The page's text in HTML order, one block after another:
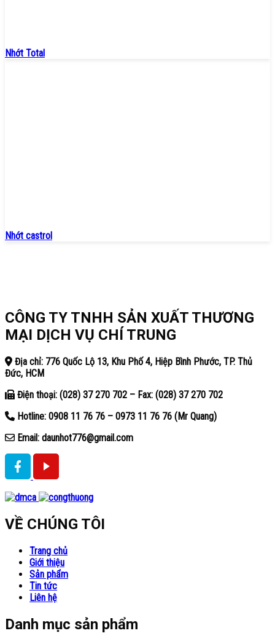
Nhớt Total
Nhớt castrol
CÔNG TY TNHH SẢN XUẤT THƯƠNG
MẠI DỊCH VỤ CHÍ TRUNG
Địa chỉ: 776 Quốc Lộ 13, Khu Phố 4, Hiệp Bình Phước, TP. Thủ
Đức, HCM
Điện thoại: (028) 37 270 702 – Fax: (028) 37 270 702
Hotline: 0908 11 76 76 – 0973 11 76 76 (Mr Quang)
Email: daunhot776@gmail.com
VỀ CHÚNG TÔI
Trang chủ
Giới thiệu
Sản phẩm
Tin tức
Liên hệ
Danh mục sản phẩm